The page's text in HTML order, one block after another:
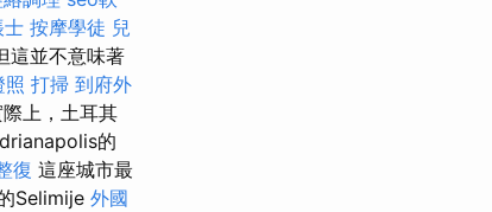
士 按摩學徒 兒
這並不意味著
照 打掃 到府外
上，土耳其
的
復 這座城市最
Selimije 外國